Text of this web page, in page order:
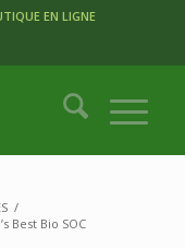
EN LIGNE
/
Best Bio SOC